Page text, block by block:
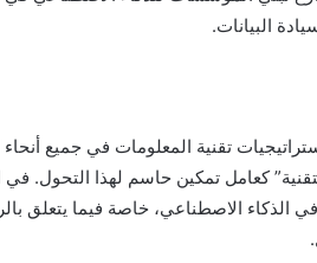
البيانات.
تقنية المعلومات في جميع أنحاء
كعامل تمكين حاسم لهذا التحول. في
الذكاء الاصطناعي، خاصة فيما يتعلق